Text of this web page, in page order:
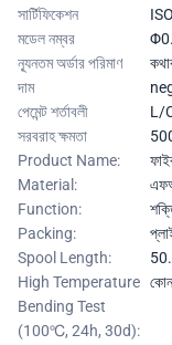
সার্টিফিকেশন
মডেল নম্বর
ন্যূনতম অর্ডার পরিমাণ
দাম
পেমেন্ট শর্তাবলী
L/
সরবরাহ ক্ষমতা
Product Name:
Material:
Function:
Packing:
Spool Length:
High Temperature
Bending Test
(100℃, 24h, 30d):